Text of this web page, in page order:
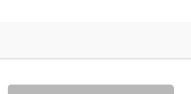
121291510A-Bromatol.-COMPUTACION